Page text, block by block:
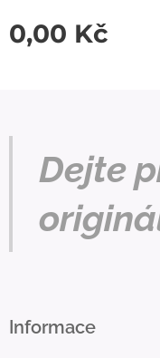
0,00 Kč
Dejte
Informace